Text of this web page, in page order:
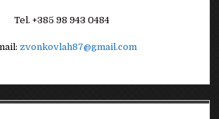
Tel. +385 98 943 0484
zvonkovlah87@gmail.com